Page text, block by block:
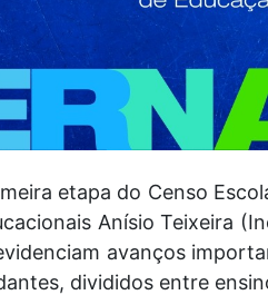
etapa do Censo
Anísio Teixeira
avanços
divididos entre